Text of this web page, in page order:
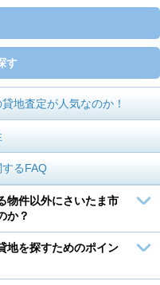
す
地査定が人気なのか！
るFAQ
物件以外にさいたま市
か？
地を探すためのポイン